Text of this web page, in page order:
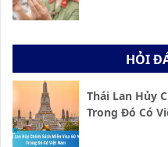
HỎI
Thái Lan Hủy
Trong Đó Có